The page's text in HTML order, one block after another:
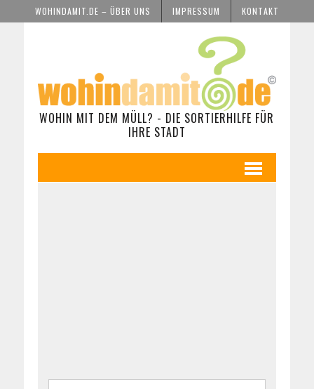
WOHINDAMIT.DE – ÜBER UNS IMPRESSUM KONTAKT
WOHIN MIT DEM MÜLL? - DIE SORTIERHILFE FÜR
IHRE STADT